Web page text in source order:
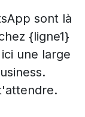
sont là
{ligne1}
une large